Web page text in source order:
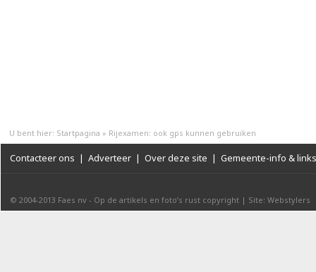
U bent hier: Startpagina » Rijexamen: ook gps kunnen gebruiken
Contacteer ons | Adverteer | Over deze site | Gemeente-info & links
© 2004-2013 Faes nv - Op de artikels en foto’s rust copyright | Site: Webstylers